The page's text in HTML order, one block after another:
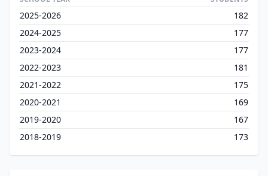
2025-2026
182
2024-2025
177
2023-2024
177
2022-2023
181
2021-2022
175
2020-2021
169
2019-2020
167
2018-2019
173